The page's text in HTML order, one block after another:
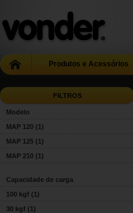
Produtos e Acessórios
FILTROS
Modelo
MAP 120 (1)
MAP 125 (1)
MAP 210 (1)
Capacidade de carga
100 kgf (1)
30 kgf (1)